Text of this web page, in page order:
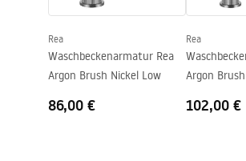
Garantie
Rea
Waschbeckenarmatur Rea
Argon Brush Nickel Low
86,00 €
Rea
Argon
102,00 €